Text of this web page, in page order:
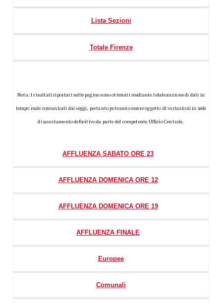
Lista Sezioni
Totale Firenze
Nota: I risultati riportati nelle pagine sono ottenuti mediante l'elaborazione di dati in
tempo reale comunicati dai seggi, pertanto potranno essere oggetto di variazioni in sede
di accertamento definitivo da parte del competente Ufficio Centrale.
AFFLUENZA SABATO ORE 23
AFFLUENZA DOMENICA ORE 12
AFFLUENZA DOMENICA ORE 19
AFFLUENZA FINALE
Europee
Comunali